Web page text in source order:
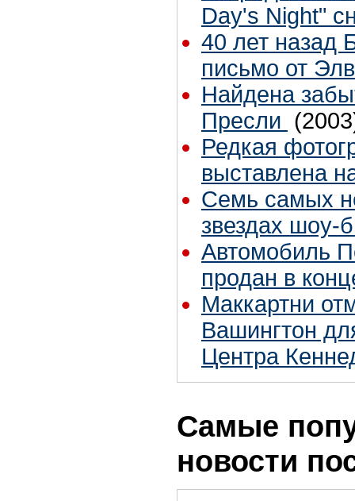
Day's Night"
40 лет назад
письмо от
Найдена
Пресли
Редкая
выставлена
Семь самых
звездах шоу-
Автомобиль
продан в
Маккартни
Вашингтон
Центра
Самые
новости